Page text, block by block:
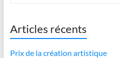
Articles récents
Prix de la création artistique